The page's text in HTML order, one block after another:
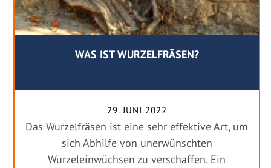
WAS IST WURZELFRÄSEN?
29. JUNI 2022
Das Wurzelfräsen ist eine sehr effektive Art, um
sich Abhilfe von unerwünschten
Wurzeleinwüchsen zu verschaffen. Ein